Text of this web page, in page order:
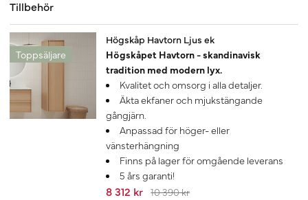
Tillbehör
Toppsäljare
Högskåp Havtorn Ljus ek
Högskåpet Havtorn - skandinavisk
tradition med modern lyx.
Kvalitet och omsorg i alla detaljer.
Äkta ekfaner och mjukstängande
gångjärn.
Anpassad för höger- eller
vänsterhängning
Finns på lager för omgående leverans
5 års garanti!
8 312 kr 10 390 kr